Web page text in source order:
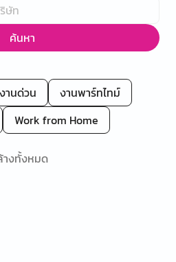
ค้นหา
งานด่วน
งานพาร์ทไทม์
Work from Home
างทั้งหมด